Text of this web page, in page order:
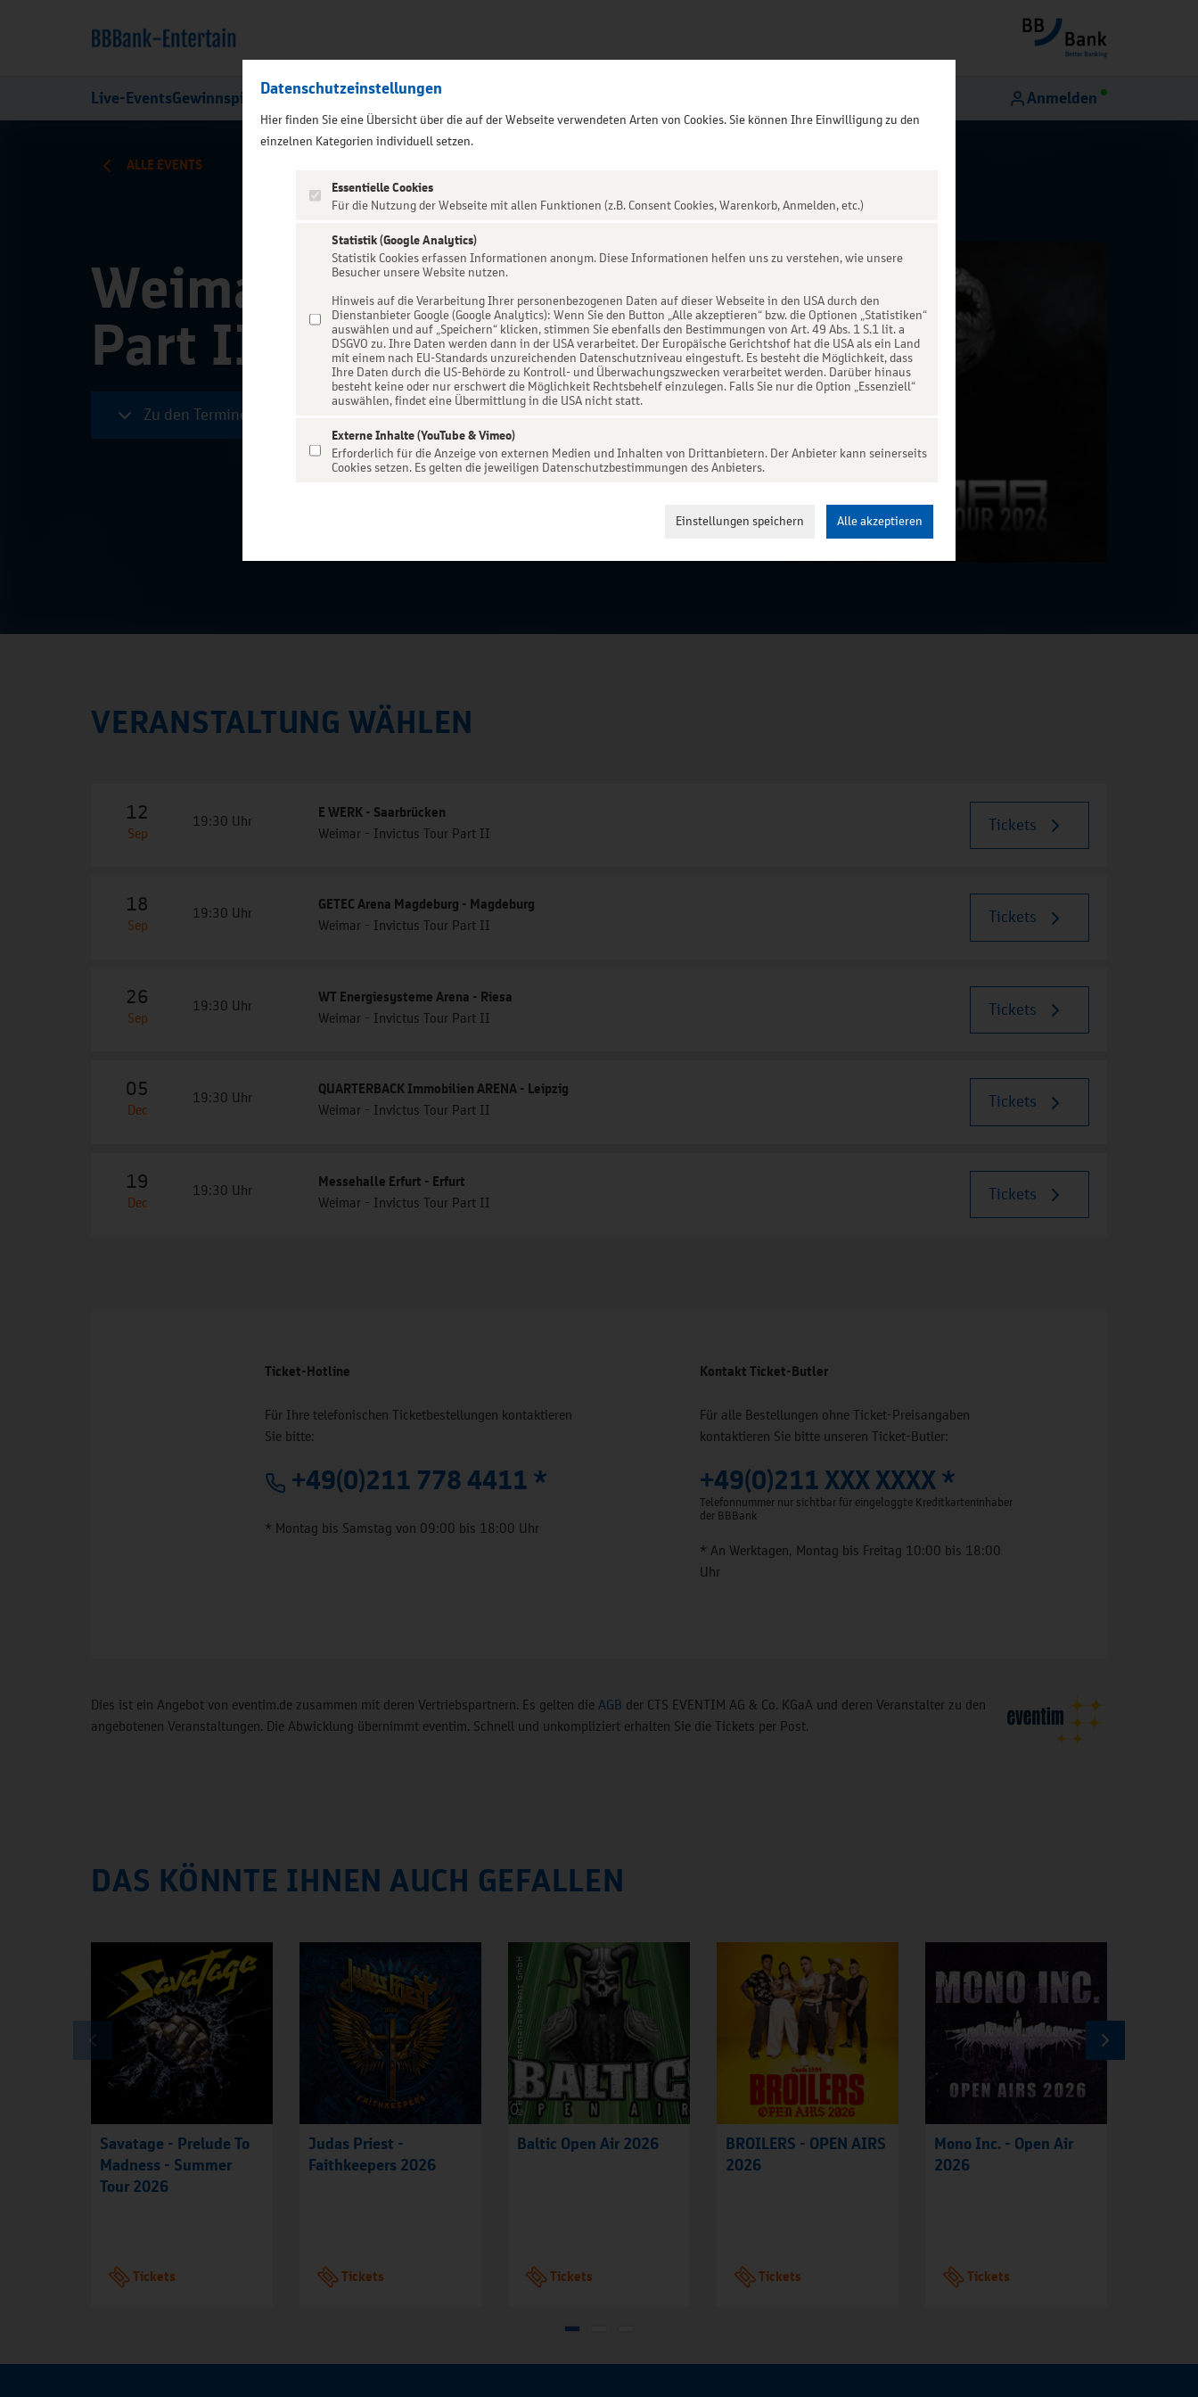
Live-EventsGewinnspieleÜber uns Anmelden
ALLE EVENTS
Weimar - Invictus Tour
Part II
Zu den Terminen
VERANSTALTUNG WÄHLEN
12
Sep
19:30 Uhr
E WERK - Saarbrücken
Weimar - Invictus Tour Part II
Tickets
18
Sep
19:30 Uhr
GETEC Arena Magdeburg - Magdeburg
Weimar - Invictus Tour Part II
Tickets
26
Sep
19:30 Uhr
WT Energiesysteme Arena - Riesa
Weimar - Invictus Tour Part II
Tickets
05
Dec
19:30 Uhr
QUARTERBACK Immobilien ARENA - Leipzig
Weimar - Invictus Tour Part II
Tickets
19
Dec
19:30 Uhr
Messehalle Erfurt - Erfurt
Weimar - Invictus Tour Part II
Tickets
Ticket-Hotline
Für Ihre telefonischen Ticketbestellungen kontaktieren
Sie bitte:
+49(0)211 778 4411 *
* Montag bis Samstag von 09:00 bis 18:00 Uhr
Kontakt Ticket-Butler
Für alle Bestellungen ohne Ticket-Preisangaben
kontaktieren Sie bitte unseren Ticket-Butler:
+49(0)211 XXX XXXX *
Telefonnummer nur sichtbar für eingeloggte Kreditkarteninhaber
der BBBank
* An Werktagen, Montag bis Freitag 10:00 bis 18:00
Uhr
Dies ist ein Angebot von eventim.de zusammen mit deren Vertriebspartnern. Es gelten die AGB der CTS EVENTIM AG & Co. KGaA und deren Veranstalter zu den
angebotenen Veranstaltungen. Die Abwicklung übernimmt eventim. Schnell und unkompliziert erhalten Sie die Tickets per Post.
DAS KÖNNTE IHNEN AUCH GEFALLEN
Savatage - Prelude To
Madness - Summer
Tour 2026
Tickets
Judas Priest -
Faithkeepers 2026
Tickets
Baltic Open Air 2026
Tickets
BROILERS - OPEN AIRS
2026
Tickets
Mono Inc. - Open Air
2026
Tickets
Datenschutzeinstellungen
Hier finden Sie eine Übersicht über die auf der Webseite verwendeten Arten von Cookies. Sie können Ihre Einwilligung zu den
einzelnen Kategorien individuell setzen.
Essentielle Cookies
Für die Nutzung der Webseite mit allen Funktionen (z.B. Consent Cookies, Warenkorb, Anmelden, etc.)
Statistik (Google Analytics)
Statistik Cookies erfassen Informationen anonym. Diese Informationen helfen uns zu verstehen, wie unsere
Besucher unsere Website nutzen.
Hinweis auf die Verarbeitung Ihrer personenbezogenen Daten auf dieser Webseite in den USA durch den
Dienstanbieter Google (Google Analytics): Wenn Sie den Button „Alle akzeptieren“ bzw. die Optionen „Statistiken“
auswählen und auf „Speichern“ klicken, stimmen Sie ebenfalls den Bestimmungen von Art. 49 Abs. 1 S.1 lit. a
DSGVO zu. Ihre Daten werden dann in der USA verarbeitet. Der Europäische Gerichtshof hat die USA als ein Land
mit einem nach EU-Standards unzureichenden Datenschutzniveau eingestuft. Es besteht die Möglichkeit, dass
Ihre Daten durch die US-Behörde zu Kontroll- und Überwachungszwecken verarbeitet werden. Darüber hinaus
besteht keine oder nur erschwert die Möglichkeit Rechtsbehelf einzulegen. Falls Sie nur die Option „Essenziell“
auswählen, findet eine Übermittlung in die USA nicht statt.
Externe Inhalte (YouTube & Vimeo)
Erforderlich für die Anzeige von externen Medien und Inhalten von Drittanbietern. Der Anbieter kann seinerseits
Cookies setzen. Es gelten die jeweiligen Datenschutzbestimmungen des Anbieters.
Einstellungen speichern Alle akzeptieren